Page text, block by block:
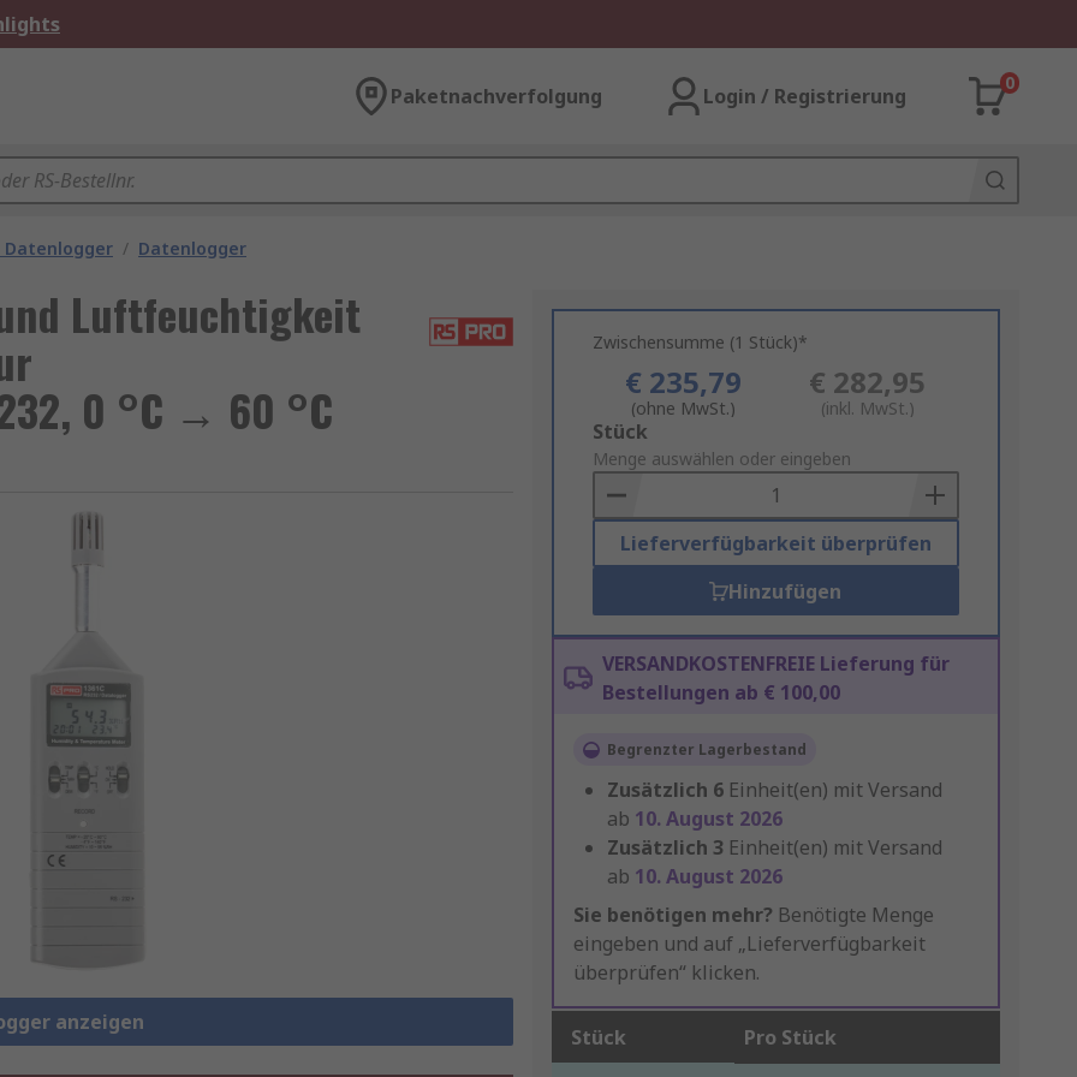
Paketnachverfolgung Login / Registrierung
0
Datenlogger / Datenlogger
und Luftfeuchtigkeit
0 °C → 60 °C
anzeigen
Zwischensumme (1 Stück)*
€ 235,79
(ohne MwSt.)
€ 282,95
(inkl. MwSt.)
Add
to
Basket
Stück
Menge auswählen oder eingeben
Lieferverfügbarkeit überprüfen
Hinzufügen
VERSANDKOSTENFREIE Lieferung für
Bestellungen ab € 100,00
Begrenzter Lagerbestand
Zusätzlich 6 Einheit(en) mit Versand
ab 10. August 2026
Zusätzlich 3 Einheit(en) mit Versand
ab 10. August 2026
Sie benötigen mehr? Benötigte Menge
eingeben und auf „Lieferverfügbarkeit
überprüfen“ klicken.
Stück Pro Stück